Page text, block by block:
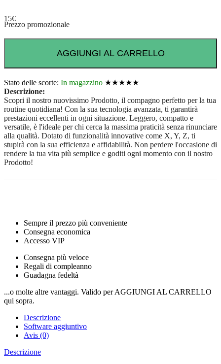
15€
Prezzo promozionale
AGGIUNGI AL CARRELLO
Stato delle scorte: In magazzino ★★★★★
Descrizione:
Scopri il nostro nuovissimo Prodotto, il compagno perfetto per la tua
routine quotidiana! Con la sua tecnologia avanzata, ti garantirà
prestazioni eccellenti in ogni situazione. Leggero, compatto e
versatile, è l'ideale per chi cerca la massima praticità senza rinunciare
alla qualità. Dotato di funzionalità innovative come X, Y, Z, ti
stupirà con la sua efficienza e affidabilità. Non perdere l'occasione di
rendere la tua vita più semplice e goditi ogni momento con il nostro
Prodotto!
Sempre il prezzo più conveniente
Consegna economica
Accesso VIP
Consegna più veloce
Regali di compleanno
Guadagna fedeltà
...o molte altre vantaggi. Valido per AGGIUNGI AL CARRELLO
qui sopra.
Descrizione
Software aggiuntivo
Avis (0)
Descrizione